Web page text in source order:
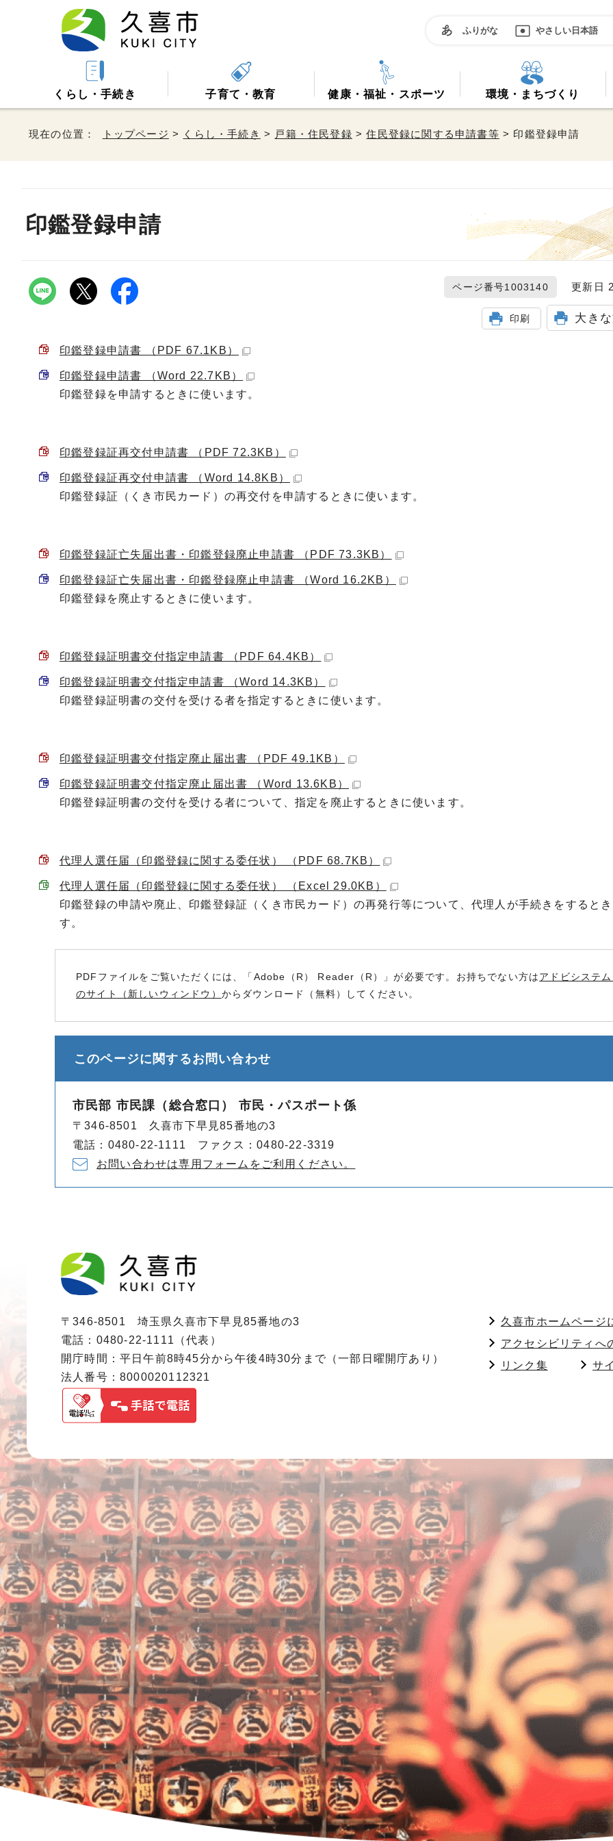
ふりがな やさしい日本語
くらし・手続き 子育て・教育 健康・福祉・スポーツ 環境・まちづくり
現在の位置： トップページ > くらし・手続き > 戸籍・住民登録 >住民登録に関する申請書等 > 印鑑登録申請
印鑑登録申請
ページ番号1003140 更新日
印刷 大き
印鑑登録申請書 （PDF 67.1KB）
印鑑登録申請書 （Word 22.7KB）
印鑑登録を申請するときに使います。
印鑑登録証再交付申請書 （PDF 72.3KB）
印鑑登録証再交付申請書 （Word 14.8KB）
印鑑登録証（くき市民カード）の再交付を申請するときに使います。
印鑑登録証亡失届出書・印鑑登録廃止申請書 （PDF 73.3KB）
印鑑登録証亡失届出書・印鑑登録廃止申請書 （Word 16.2KB）
印鑑登録を廃止するときに使います。
印鑑登録証明書交付指定申請書 （PDF 64.4KB）
印鑑登録証明書交付指定申請書 （Word 14.3KB）
印鑑登録証明書の交付を受ける者を指定するときに使います。
印鑑登録証明書交付指定廃止届出書 （PDF 49.1KB）
印鑑登録証明書交付指定廃止届出書 （Word 13.6KB）
印鑑登録証明書の交付を受ける者について、指定を廃止するときに使います。
代理人選任届（印鑑登録に関する委任状） （PDF 68.7KB）
代理人選任届（印鑑登録に関する委任状） （Excel 29.0KB）
印鑑登録の申請や廃止、印鑑登録証（くき市民カード）の再発行等について、代理人が手続きをすると
す。
PDFファイルをご覧いただくには、「Adobe（R） Reader（R）」が必要です。お持ちでない方はアドビシステ
のサイト（新しいウィンドウ） からダウンロード（無料）してください。
このページに関するお問い合わせ
市民部 市民課（総合窓口） 市民・パスポート係
〒346-8501 久喜市下早見85番地の3
電話：0480-22-1111 ファクス：0480-22-3319
お問い合わせは専用フォームをご利用ください。
〒346-8501 埼玉県久喜市下早見85番地の3
電話：0480-22-1111（代表）
開庁時間：平日午前8時45分から午後4時30分まで（一部日曜開庁あり）
法人番号：8000020112321
久喜市ホームページ
アクセシビリティへ
リンク集
サ